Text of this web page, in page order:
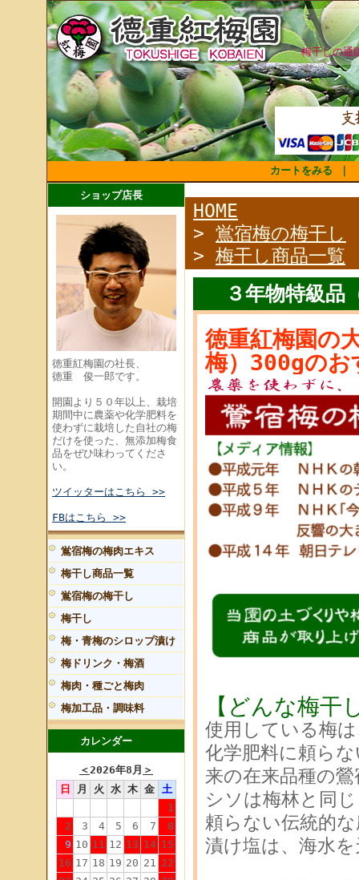
梅干しの通
カートをみる
ショップ店長
徳重紅梅園の社長、
徳重 俊一郎です。
開園より５０年以上、栽培
期間中に農薬や化学肥料を
使わずに栽培した自社の梅
だけを使った、無添加梅食
品をぜひ味わってくださ
い。
ツイッターはこちら >>
FBはこちら >>
鴬宿梅の梅肉エキス
梅干し商品一覧
鴬宿梅の梅干し
梅干し
梅・青梅のシロップ漬け
梅ドリンク・梅酒
梅肉・種ごと梅肉
梅加工品・調味料
カレンダー
＜2026年8月 ＞
日
月 火 水 木 金 土
1
2
3 4 5 6 7
8
9 10 11 12 13 14 15
16 17 18 19 20 21 22
HOME
> 鴬宿梅の梅干し
> 梅干し商品一覧
３年物特級
徳重紅梅園の
梅）300gのお
【どんな梅干
使用している梅
化学肥料に頼ら
来の在来品種の
シソは梅林と同
頼らない伝統的
漬け塩は、海水